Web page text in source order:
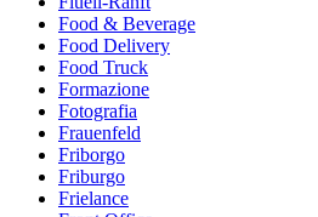
Food & Beverage
Food Delivery
Food Truck
Formazione
Fotografia
Frauenfeld
Friborgo
Friburgo
Frielance